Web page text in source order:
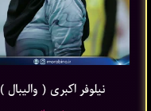
نیلوفر اکبری ( والیبال )